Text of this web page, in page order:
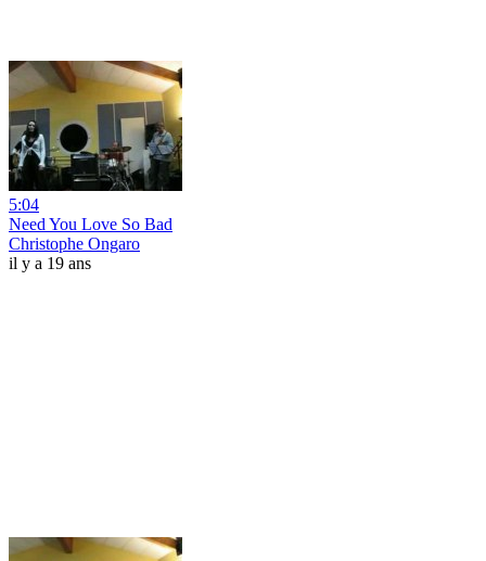
5:04
Need You Love So Bad
Christophe Ongaro
il y a 19 ans